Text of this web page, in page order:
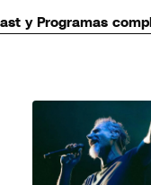
y Programas
LO